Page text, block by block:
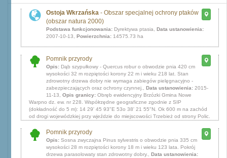
Ostoja Wkrzańska - Obszar specjalnej ochrony ptaków
(obszar natura 2000)
Podstawa funkcjonowania: Dyrektywa ptasia, Data ustanowienia:
2007-10-13, Powierzchnia: 14575.73 ha
Pomnik przyrody
Opis: Dąb szypułkowy - Quercus robur o obwodzie pnia 420 cm
wysokości 32 m rozpiętości korony 22 m i wieku 218 lat. Stan
zdrowotny drzewa dobry nie wymaga zabiegów pielęgnacyjno -
zabezpieczających oraz ochrony czynnej., Data ustanowienia: 2015-
11-13, Opis granicy: Obręb ewidencyjny Brzózki Gmina Nowe
Warpno dz. ew. nr 228. Współrzędne geograficzne zgodnie z SIP
(dokładność do 5 m): 14 29' 45 93"E 53o 38' 21 55"N. Ok 600 m na zachód
od drogi wojewódzkiej przy wjeździe do miejscowości Trzebież od strony Polic.
Pomnik przyrody
Opis: Sosna zwyczajna Pinus sylvestris o obwodzie pnia 335 cm
wysokości 28 m rozpiętości korony 18 m i wieku 123 lata. Pokrój
drzewa parasolowaty stan zdrowotny dobry., Data ustanowienia: